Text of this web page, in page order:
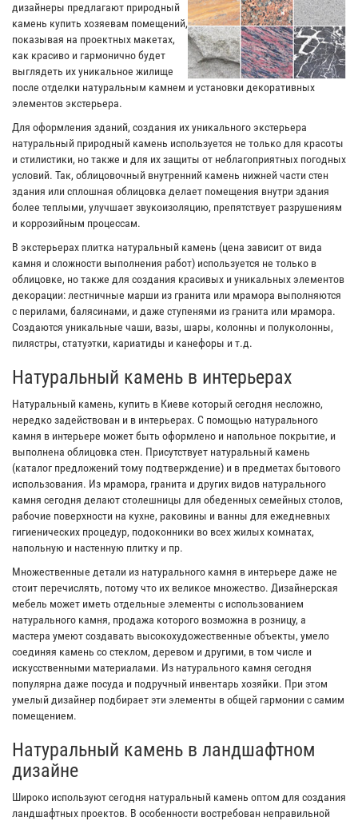
дизайнеры предлагают природный
камень купить хозяевам помещений,
показывая на проектных макетах,
как красиво и гармонично будет
выглядеть их уникальное жилище
после отделки натуральным камнем и установки декоративных
элементов экстерьера.
Для оформления зданий, создания их уникального экстерьера
натуральный природный камень используется не только для красоты
и стилистики, но также и для их защиты от неблагоприятных погодных
условий. Так, облицовочный внутренний камень нижней части стен
здания или сплошная облицовка делает помещения внутри здания
более теплыми, улучшает звукоизоляцию, препятствует разрушениям
и коррозийным процессам.
В экстерьерах плитка натуральный камень (цена зависит от вида
камня и сложности выполнения работ) используется не только в
облицовке, но также для создания красивых и уникальных элементов
декорации: лестничные марши из гранита или мрамора выполняются
с перилами, балясинами, и даже ступенями из гранита или мрамора.
Создаются уникальные чаши, вазы, шары, колонны и полуколонны,
пилястры, статуэтки, кариатиды и канефоры и т.д.
Натуральный камень в интерьерах
Натуральный камень, купить в Киеве который сегодня несложно,
нередко задействован и в интерьерах. С помощью натурального
камня в интерьере может быть оформлено и напольное покрытие, и
выполнена облицовка стен. Присутствует натуральный камень
(каталог предложений тому подтверждение) и в предметах бытового
использования. Из мрамора, гранита и других видов натурального
камня сегодня делают столешницы для обеденных семейных столов,
рабочие поверхности на кухне, раковины и ванны для ежедневных
гигиенических процедур, подоконники во всех жилых комнатах,
напольную и настенную плитку и пр.
Множественные детали из натурального камня в интерьере даже не
стоит перечислять, потому что их великое множество. Дизайнерская
мебель может иметь отдельные элементы с использованием
натурального камня, продажа которого возможна в розницу, а
мастера умеют создавать высокохудожественные объекты, умело
соединяя камень со стеклом, деревом и другими, в том числе и
искусственными материалами. Из натурального камня сегодня
популярна даже посуда и подручный инвентарь хозяйки. При этом
умелый дизайнер подбирает эти элементы в общей гармонии с самим
помещением.
Натуральный камень в ландшафтном
дизайне
Широко используют сегодня натуральный камень оптом для создания
ландшафтных проектов. В особенности востребован неправильной